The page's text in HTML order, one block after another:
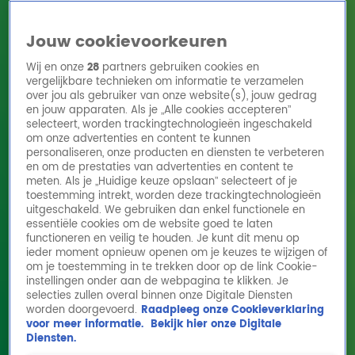
HomeActiesRadioshows DJ'sRadio 10 zendersHitlijsten
Radio luisteren
Volg Radio 10
Zoeken
HomeOnline Radio LuisterenActiesShowsAlle zenders
John van den Heuvel te gast bij Ekdom in de
Morgen
11 apr 2022, 10:10
Jouw cookievoorkeuren
Wij en onze28 partners gebruiken cookies en
vergelijkbare technieken om informatie te verzamelen
over jou als gebruiker van onze website(s), jouw gedrag
en jouw apparaten. Als je „Alle cookies accepteren”
selecteert, worden trackingtechnologieën ingeschakeld
om onze advertenties en content te kunnen
personaliseren, onze producten en diensten te verbeteren
en om de prestaties van advertenties en content te
meten. Als je „Huidige keuze opslaan” selecteert of je
toestemming intrekt, worden deze trackingtechnologieën
uitgeschakeld. We gebruiken dan enkel functionele en
essentiële cookies om de website goed te laten
functioneren en veilig te houden. Je kunt dit menu op
ieder moment opnieuw openen om je keuzes te wijzigen of
om je toestemming in te trekken door op de link Cookie-
instellingen onder aan de webpagina te klikken. Je
selecties zullen overal binnen onze Digitale Diensten
worden doorgevoerd. Raadpleeg onze Cookieverklaring
voor meer informatie. Bekijk hier onze Digitale
Diensten.